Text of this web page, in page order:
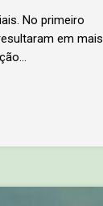
No primeiro
em mais